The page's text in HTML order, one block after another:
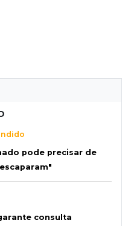
pode precisar de
consulta